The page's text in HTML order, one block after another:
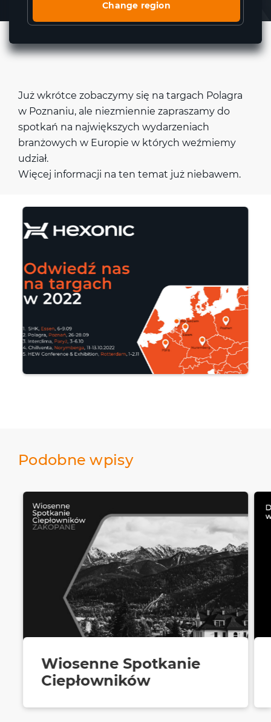
Change region
Już wkrótce zobaczymy się na targach Polagra
w Poznaniu, ale niezmiennie zapraszamy do
spotkań na największych wydarzeniach
branżowych w Europie w których weźmiemy
udział.
Więcej informacji na ten temat już niebawem.
Podobne wpisy
Wiosenne Spotkanie
Ciepłowników